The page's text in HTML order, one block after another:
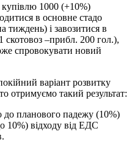
1000 (+10%)
в основне стадо
тиждень) і завозитися в
скотовоз –прибл. 200 гол.),
спровокувати новий
варіант розвитку
отримуємо такий результат:
до планового падежу (10%)
10%) відходу від ЕДС